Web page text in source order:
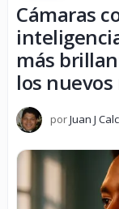
Cámaras
más
los
porJuan J